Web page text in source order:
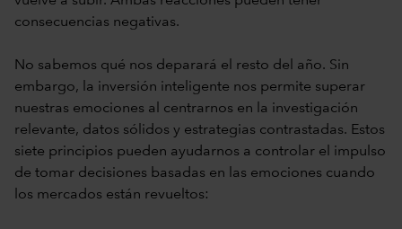
consecuencias negativas.
No sabemos qué nos deparará el resto del año. Sin
embargo, la inversión inteligente nos permite superar
nuestras emociones al centrarnos en la investigación
relevante, datos sólidos y estrategias contrastadas. Estos
siete principios pueden ayudarnos a controlar el impulso
de tomar decisiones basadas en las emociones cuando
los mercados están revueltos: